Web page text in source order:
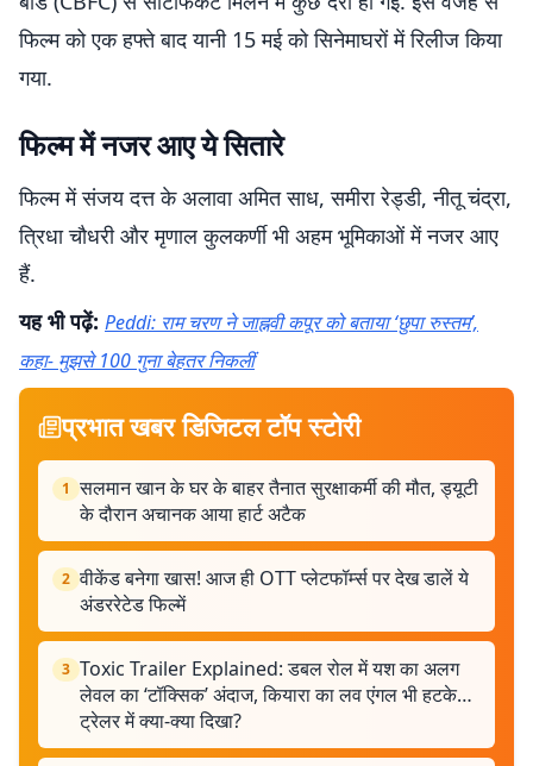
फिल्म को एक हफ्ते बाद यानी 15 मई को सिनेमाघरों में रिलीज किया
गया.
फिल्म में नजर आए ये सितारे
फिल्म में संजय दत्त के अलावा अमित साध, समीरा रेड्डी, नीतू चंद्रा,
त्रिधा चौधरी और मृणाल कुलकर्णी भी अहम भूमिकाओं में नजर आए
हैं.
यह भी पढ़ें: Peddi: राम चरण ने जाह्नवी कपूर को बताया ‘छुपा रुस्तम’,
कहा- मुझसे 100 गुना बेहतर निकलीं
प्रभात खबर डिजिटल टॉप स्टोरी
1 सलमान खान के घर के बाहर तैनात सुरक्षाकर्मी की मौत, ड्यूटी
के दौरान अचानक आया हार्ट अटैक
2 वीकेंड बनेगा खास! आज ही OTT प्लेटफॉर्म्स पर देख डालें ये
अंडररेटेड फिल्में
3 Toxic Trailer Explained: डबल रोल में यश का अलग
लेवल का ‘टॉक्सिक’ अंदाज, कियारा का लव एंगल भी हटके…
ट्रेलर में क्या-क्या दिखा?